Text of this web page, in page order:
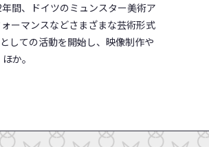
間、ドイツのミュンスター美術ア
ーマンスなどさまざまな芸術形式
しての活動を開始し、映像制作や
か。